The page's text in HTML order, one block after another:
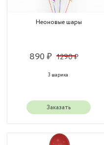
Неоновые шары
890 ₽ 1290 ₽
3 шарика
Заказать